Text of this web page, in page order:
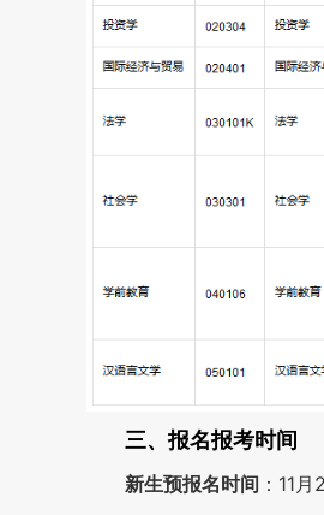
三、报名报考时间
新生预报名时间 ：11